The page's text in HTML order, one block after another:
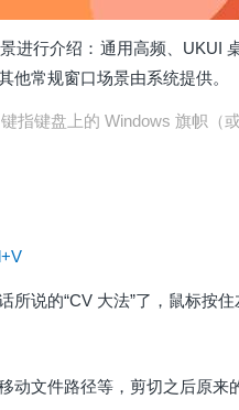
进行介绍：通用高频、UKUI
他常规窗口场景由系统提供。
指键盘上的 Windows 旗帜（
所说的“CV 大法”了，鼠标按
动文件路径等，剪切之后原来